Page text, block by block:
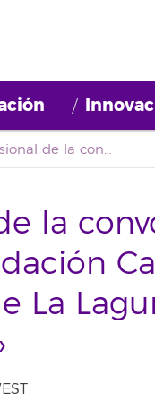
Listado provisional de la convocatoria empleo para la Fundación Canaria General de La Universidad de La Laguna. «Puesto: Orientación laboral»
la
La